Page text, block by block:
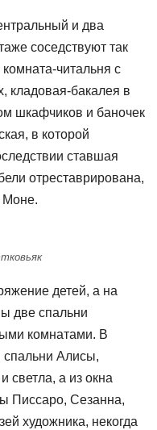
и два
соседствуют так
читальня с
кладовая-бакалея в
шкафчиков и баночек
в которой
ставшая
отреставрирована,
Моне.
детей, а на
две спальни
комнатами. В
спальни Алисы,
светла, а из окна
Писсаро, Сезанна,
художника, некогда